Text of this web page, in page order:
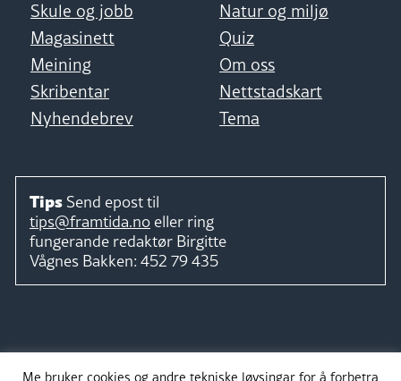
Skule og jobb
Natur og miljø
Magasinett
Quiz
Meining
Om oss
Skribentar
Nettstadskart
Nyhendebrev
Tema
Tips Send epost til
tips@framtida.no eller ring
fungerande redaktør Birgitte
Vågnes Bakken: 452 79 435
Me bruker cookies og andre tekniske løysingar for å forbetra